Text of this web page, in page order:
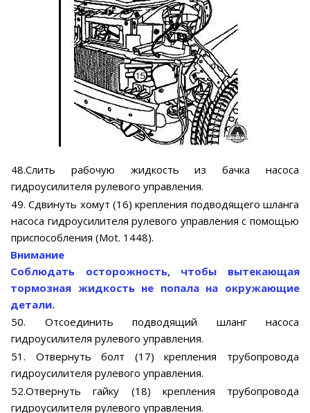
48.Слить рабочую жидкость из бачка насоса
гидроусилителя рулевого управления.
49. Сдвинуть хомут (16) крепления подводящего шланга
насоса гидроусилителя рулевого управления с помощью
приспособления (Mot. 1448).
Внимание
Соблюдать осторожность, чтобы вытекающая
тормозная жидкость не попала на окружающие
детали.
50. Отсоединить подводящий шланг насоса
гидроусилителя рулевого управления.
51. Отвернуть болт (17) крепления трубопровода
гидроусилителя рулевого управления.
52.Отвернуть гайку (18) крепления трубопровода
гидроусилителя рулевого управления.